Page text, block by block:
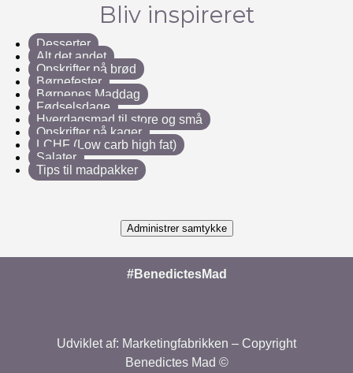
Bliv inspireret
Desserter
Alt det andet
Opskrifter på brød
Børnefester
Børnenes Maddag
Fødselsdage
Hverdagsmad til store og små
Opskrifter på kager
LCHF (Low carb high fat)
Salater
Tips til madpakker
Administrer samtykke
#BenedictesMad
Udviklet af: Marketingfabrikken – Copyright
Benedictes Mad ©